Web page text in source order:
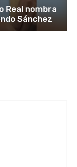
Real nombra
Sánchez